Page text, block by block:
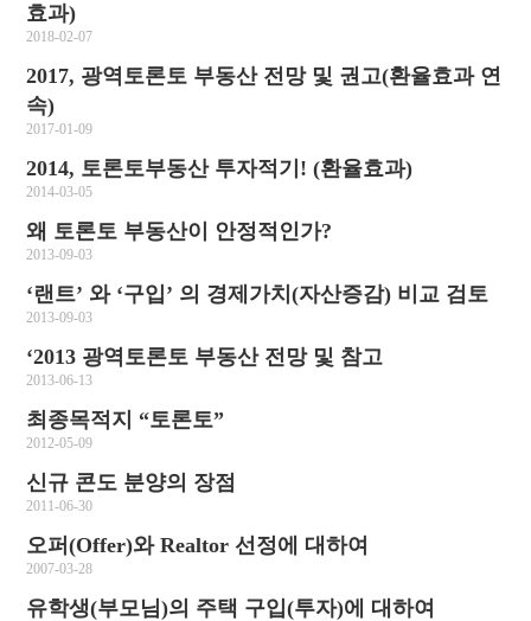
효과)
2018-02-07
2017, 광역토론토 부동산 전망 및 권고(환율효과 연
속)
2017-01-09
2014, 토론토부동산 투자적기! (환율효과)
2014-03-05
왜 토론토 부동산이 안정적인가?
2013-09-03
‘랜트’ 와 ‘구입’ 의 경제가치(자산증감) 비교 검토
2013-09-03
‘2013 광역토론토 부동산 전망 및 참고
2013-06-13
최종목적지 “토론토”
2012-05-09
신규 콘도 분양의 장점
2011-06-30
오퍼(Offer)와 Realtor 선정에 대하여
2007-03-28
유학생(부모님)의 주택 구입(투자)에 대하여